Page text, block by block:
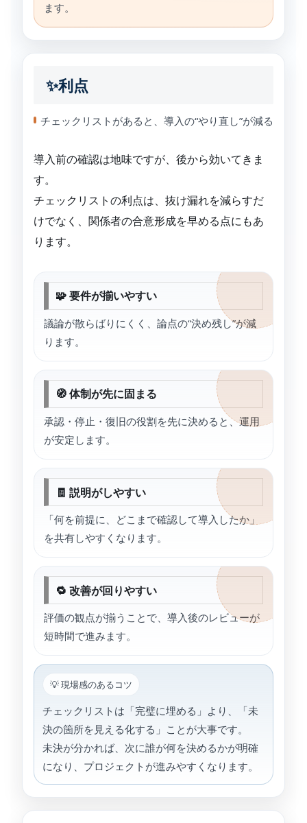
ます。
✨利点
チェックリストがあると、導入の“やり直し”が減る
導入前の確認は地味ですが、後から効いてきま
す。
チェックリストの利点は、抜け漏れを減らすだ
けでなく、関係者の合意形成を早める点にもあ
ります。
🧩 要件が揃いやすい
議論が散らばりにくく、論点の“決め残し”が減
ります。
🧭 体制が先に固まる
承認・停止・復旧の役割を先に決めると、運用
が安定します。
🧾 説明がしやすい
「何を前提に、どこまで確認して導入したか」
を共有しやすくなります。
🔁 改善が回りやすい
評価の観点が揃うことで、導入後のレビューが
短時間で進みます。
💡 現場感のあるコツ
チェックリストは「完璧に埋める」より、「未
決の箇所を見える化する」ことが大事です。
未決が分かれば、次に誰が何を決めるかが明確
になり、プロジェクトが進みやすくなります。